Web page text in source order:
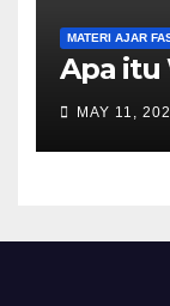
MATERI AJAR
Apa itu
MAY 11,